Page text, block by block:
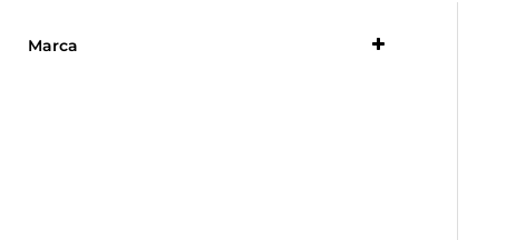
Marca